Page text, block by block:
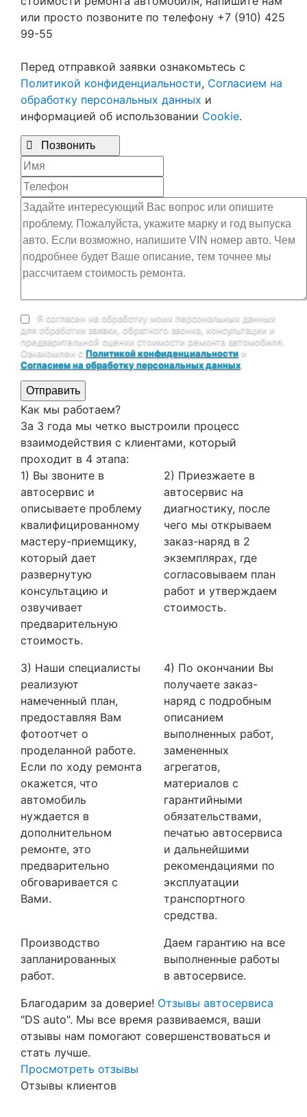
или просто позвоните по телефону +7 (910) 425
99-55
Перед отправкой заявки ознакомьтесь с
Политикой конфиденциальности, Согласием на
обработку персональных данных и
информацией об использовании Cookie.
 Позвонить
Я согласен на обработку моих персональных данных
для обработки заявки, обратного звонка, консультации и
предварительной оценки стоимости ремонта автомобиля.
Ознакомлен с Политикой конфиденциальности и
Согласием на обработку персональных данных
Отправить
Как мы работаем?
За 3 года мы четко выстроили процесс
взаимодействия с клиентами, который
проходит в 4 этапа:
1) Вы звоните в
автосервис и
описываете проблему
квалифицированному
мастеру-приемщику,
который дает
развернутую
консультацию и
озвучивает
предварительную
стоимость.
2) Приезжаете в
автосервис на
диагностику, после
чего мы открываем
заказ-наряд в 2
экземплярах, где
согласовываем план
работ и утверждаем
стоимость.
3) Наши специалисты
реализуют
намеченный план,
предоставляя Вам
фотоотчет о
проделанной работе.
Если по ходу ремонта
окажется, что
автомобиль
нуждается в
дополнительном
ремонте, это
предварительно
обговаривается с
Вами.
4) По окончании Вы
получаете заказ-
наряд с подробным
описанием
выполненных работ,
замененных
агрегатов,
материалов с
гарантийными
обязательствами,
печатью автосервиса
и дальнейшими
рекомендациями по
эксплуатации
транспортного
средства.
Производство
запланированных
работ.
Даем гарантию на все
выполненные работы
в автосервисе.
Благодарим за доверие! Отзывы автосервиса
"DS auto". Мы все время развиваемся, ваши
отзывы нам помогают совершенствоваться и
стать лучше.
Просмотреть отзывы
Отзывы клиентов